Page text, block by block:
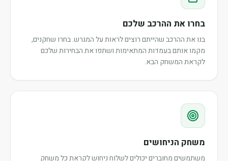
בחרו את ההרכב שלכם
בנו את ההרכב שהייתם רוצים לראות על המגרש. בחרו שחקנים,
מקמו אותם בעמדות המתאימות ושתפו את הבחירות שלכם
לקראת המשחק הבא.
משחק הניחושים
משתמשים מחוברים יכולים לשלוח ניחוש לקראת כל משחק